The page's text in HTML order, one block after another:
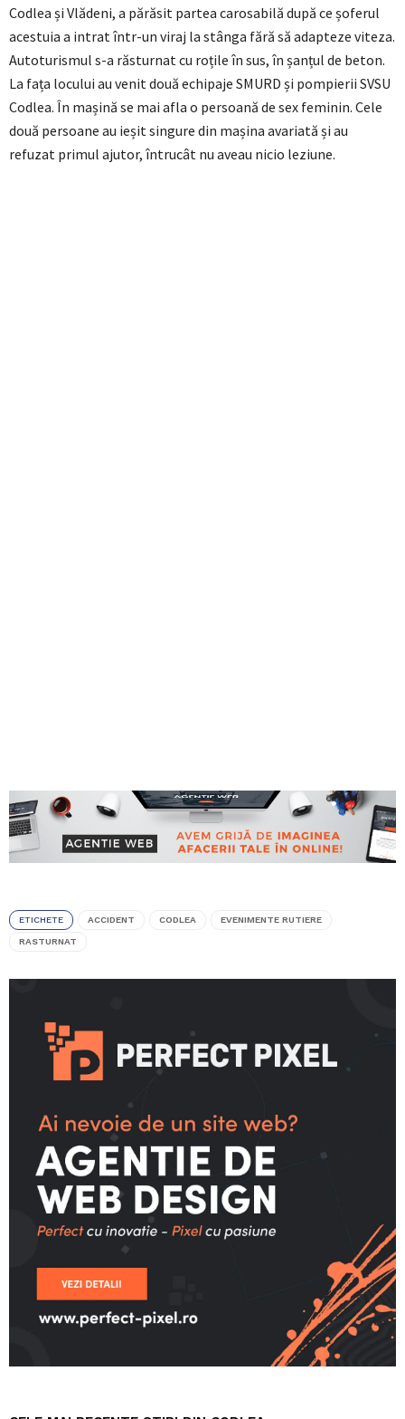
Codlea și Vlădeni, a părăsit partea carosabilă după ce șoferul
acestuia a intrat într-un viraj la stânga fără să adapteze viteza.
Autoturismul s-a răsturnat cu roțile în sus, în șanțul de beton.
La fața locului au venit două echipaje SMURD și pompierii SVSU
Codlea. În mașină se mai afla o persoană de sex feminin. Cele
două persoane au ieșit singure din mașina avariată și au
refuzat primul ajutor, întrucât nu aveau nicio leziune.
ETICHETE ACCIDENT CODLEA EVENIMENTE RUTIERE
RASTURNAT